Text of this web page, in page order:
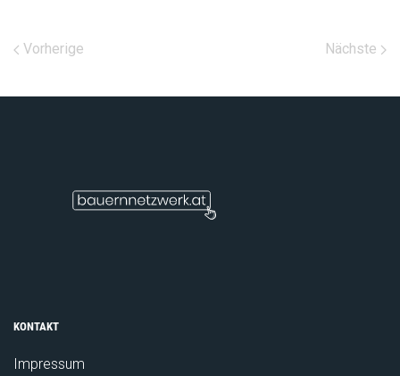
Vorherige Nächste
KONTAKT
Impressum